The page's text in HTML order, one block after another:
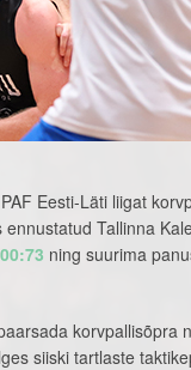
Eesti-Läti liigat
Tallinna
ning suurima
korvpallisõpra
siiski tartlaste